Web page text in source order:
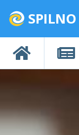
SPILNO